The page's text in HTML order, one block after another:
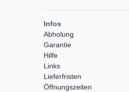
Infos
Abholung
Garantie
Hilfe
Links
Lieferfristen
Öffnungszeiten